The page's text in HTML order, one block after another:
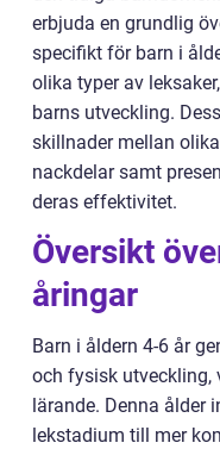
erbjuda en grundlig
specifikt för barn i
olika typer av
barns utveckling.
skillnader mellan
nackdelar samt
deras effektivitet.
Översikt
åringar
Barn i åldern 4-6 år
och fysisk utveckling,
lärande. Denna ålder
lekstadium till mer